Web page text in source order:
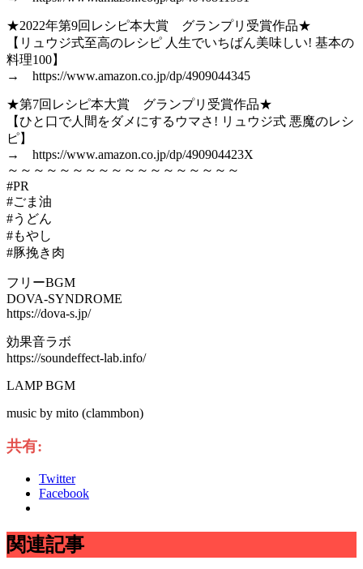
★2022年第9回レシピ本大賞 グランプリ受賞作品★
【リュウジ式至高のレシピ 人生でいちばん美味しい! 基本の
料理100】
→ https://www.amazon.co.jp/dp/4909044345
★第7回レシピ本大賞 グランプリ受賞作品★
【ひと口で人間をダメにするウマさ! リュウジ式 悪魔のレシ
ピ】
→ https://www.amazon.co.jp/dp/490904423X
～～～～～～～～～～～～～～～～～～
#PR
#ごま油
#うどん
#もやし
#豚挽き肉
フリーBGM
DOVA-SYNDROME
https://dova-s.jp/
効果音ラボ
https://soundeffect-lab.info/
LAMP BGM
music by mito (clammbon)
共有:
Twitter
Facebook
関連記事